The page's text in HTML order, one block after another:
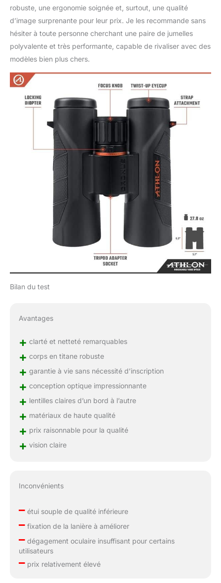
robuste, une ergonomie soignée et, surtout, une qualité
d’image surprenante pour leur prix. Je les recommande sans
hésiter à toute personne cherchant une paire de jumelles
polyvalente et très performante, capable de rivaliser avec des
modèles bien plus chers.
Bilan du test
Avantages
+ clarté et netteté remarquables
+ corps en titane robuste
+ garantie à vie sans nécessité d’inscription
+ conception optique impressionnante
+ lentilles claires d’un bord à l’autre
+ matériaux de haute qualité
+ prix raisonnable pour la qualité
+ vision claire
Inconvénients
–étui souple de qualité inférieure
–fixation de la lanière à améliorer
–dégagement oculaire insuffisant pour certains
utilisateurs
–prix relativement élevé